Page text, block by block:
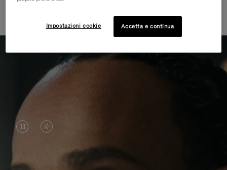
l'ignoto attraverso il viaggio
IL
VIDEO
IL
VIDEO
Impostazioni cookie Accetta e continua